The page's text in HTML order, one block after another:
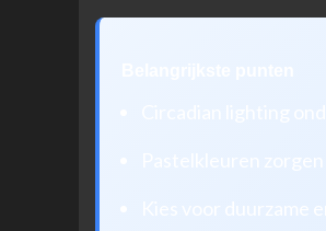
Circadian lighting
Pastelkleuren
Kies voor